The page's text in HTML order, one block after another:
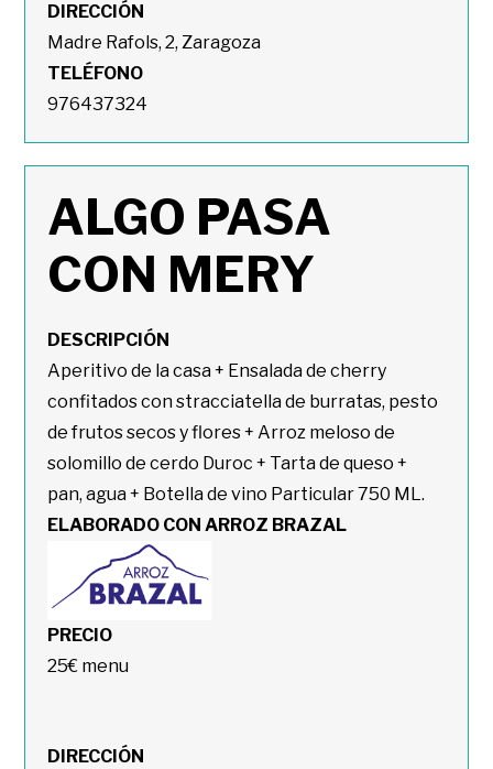
DIRECCIÓN
Madre Rafols, 2, Zaragoza
TELÉFONO
976437324
ALGO PASA
CON MERY
DESCRIPCIÓN
Aperitivo de la casa + Ensalada de cherry
confitados con stracciatella de burratas, pesto
de frutos secos y flores + Arroz meloso de
solomillo de cerdo Duroc + Tarta de queso +
pan, agua + Botella de vino Particular 750 ML.
ELABORADO CON ARROZ BRAZAL
PRECIO
25€ menu
DIRECCIÓN